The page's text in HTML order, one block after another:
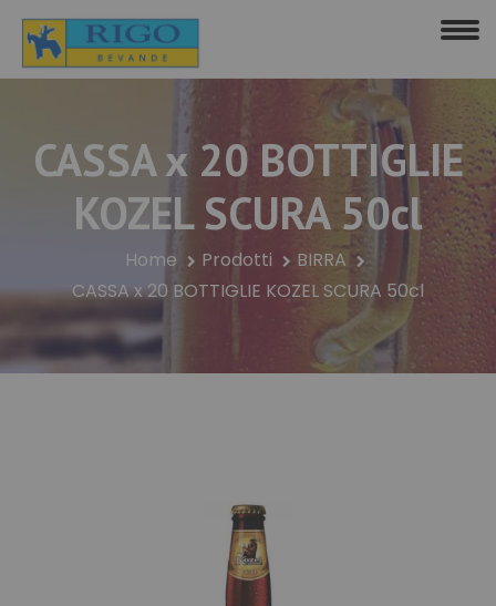
CASSA x 20 BOTTIGLIE
KOZEL SCURA 50cl
Home Prodotti
BIRRA
CASSA x 20 BOTTIGLIE KOZEL SCURA 50cl